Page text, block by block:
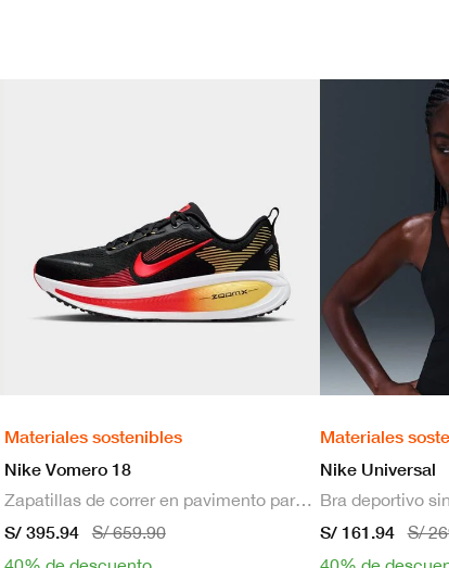
Materiales sostenibles
Nike Vomero 18
Zapatillas de correr en pavimento para hombre
S/ 395.94
S/ 659.90
Materiales
Nike Universal
S/ 161.94
S/